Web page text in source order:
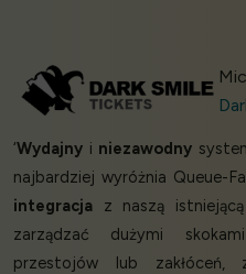
‘Wydajny i niezawodny
najbardziej wyróżnia Queue-
integracja z naszą
zarządzać dużymi
przestojów lub zakłóceń,